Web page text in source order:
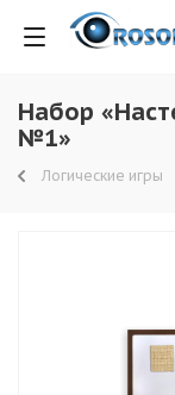
Набор
№1»
Логические игры